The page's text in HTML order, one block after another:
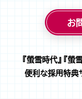
お
『螢雪時代』 『
便利な採用特典